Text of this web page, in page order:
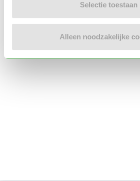
Selectie toestaan
Alleen noodzakelijke